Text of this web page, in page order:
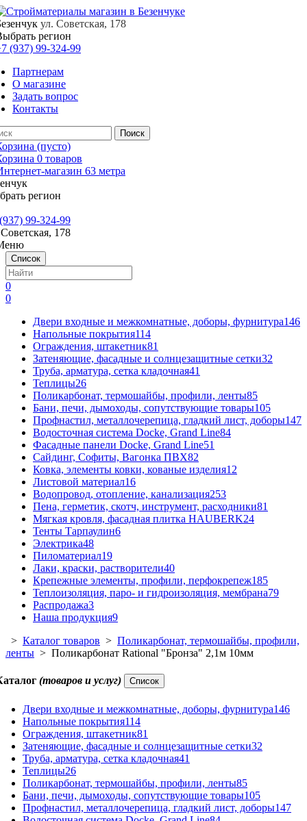
ул. Советская, 178
регион
(937) 99-324-99
Партнерам
О магазине
Задать вопрос
Контакты
(пусто)
0 товаров
регион
99-324-99
178
Список
0
0
Двери входные и межкомнатные, доборы, фурнитура146
Напольные покрытия114
Ограждения, штакетник81
Затеняющие, фасадные и солнцезащитные сетки32
Труба, арматура, сетка кладочная41
Теплицы26
Поликарбонат, термошайбы, профили, ленты85
Бани, печи, дымоходы, сопутствующие товары105
Профнастил, металлочерепица, гладкий лист, доборы147
Водосточная система Docke, Grand Line84
Фасадные панели Docke, Grand Line51
Сайдинг, Софиты, Вагонка ПВХ82
Ковка, элементы ковки, кованые изделия12
Листовой материал16
Водопровод, отопление, канализация253
Пена, герметик, скотч, инструмент, расходники81
Мягкая кровля, фасадная плитка HAUBERK24
Тенты Тарпаулин6
Электрика48
Пиломатериал19
Лаки, краски, растворители40
Крепежные элементы, профили, перфокрепеж185
Теплоизоляция, паро- и гидроизоляция, мембрана79
Распродажа3
Наша продукция9
> Каталог товаров > Поликарбонат, термошайбы, профили,
ленты > Поликарбонат Rational "Бронза" 2,1м 10мм
(товаров и услуг) Список
Двери входные и межкомнатные, доборы, фурнитура146
Напольные покрытия114
Ограждения, штакетник81
Затеняющие, фасадные и солнцезащитные сетки32
Труба, арматура, сетка кладочная41
Теплицы26
Поликарбонат, термошайбы, профили, ленты85
Бани, печи, дымоходы, сопутствующие товары105
Профнастил, металлочерепица, гладкий лист, доборы147